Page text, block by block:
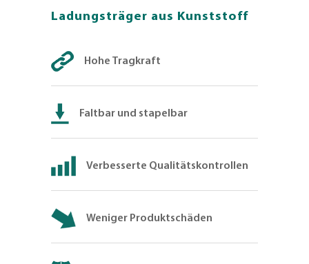
Ladungsträger aus Kunststoff
Hohe Tragkraft
Faltbar und stapelbar
Verbesserte Qualitätskontrollen
Weniger Produktschäden